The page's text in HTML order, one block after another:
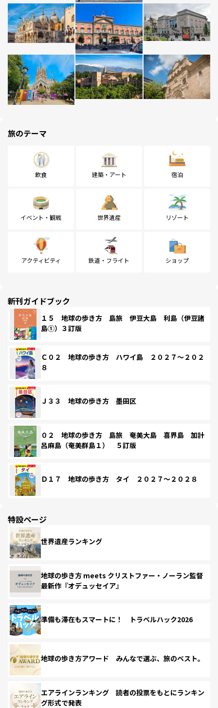
旅のテーマ
飲食 建築・アート 宿泊
イベント・観戦 世界遺産 リゾート
アクティビティ 鉄道・フライト ショップ
新刊ガイドブック
１５ 地球の歩き方 島旅 伊豆大島 利島（伊豆諸
島①）３訂版
Ｃ０２ 地球の歩き方 ハワイ島 ２０２７～２０２
８
Ｊ３３ 地球の歩き方 墨田区
０２ 地球の歩き方 島旅 奄美大島 喜界島 加計
呂麻島（奄美群島１） ５訂版
Ｄ１７ 地球の歩き方 タイ ２０２７～２０２８
特設ページ
世界遺産ランキング
地球の歩き方 meets クリストファー・ノーラン監督
最新作『オデュッセイア』
準備も滞在もスマートに！ トラベルハック2026
地球の歩き方アワード みんなで選ぶ、旅のベスト。
エアラインランキング 読者の投票をもとにランキン
グ形式で発表